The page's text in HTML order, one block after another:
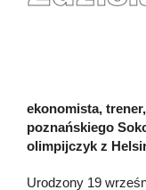
ekonomista,
poznańskiego
olimpijczyk z
Urodzony 19